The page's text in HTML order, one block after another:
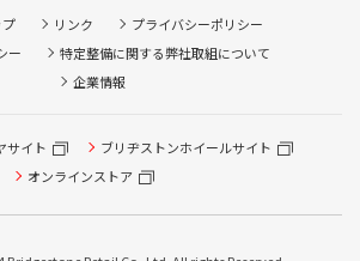
リンク
プライバシーポリシー
ー
特定整備に関する弊社取組について
企業情報
サイト
ブリヂストンホイールサイト
オンラインストア